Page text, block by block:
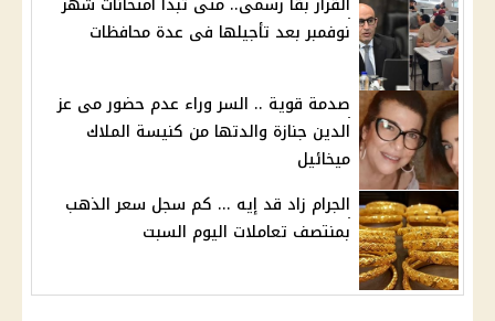
نوفمبر بعد تأجيلها فى عدة محافظات
صدمة قوية .. السر وراء عدم حضور مى عز
الدين جنازة والدتها من كنيسة الملاك
ميخائيل
الجرام زاد قد إيه ... كم سجل سعر الذهب
بمنتصف تعاملات اليوم السبت